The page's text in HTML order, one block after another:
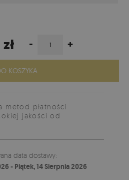
zł - +
KOSZYKA
metod płatności
jakości od
data dostawy:
- Piątek, 14 Sierpnia 2026